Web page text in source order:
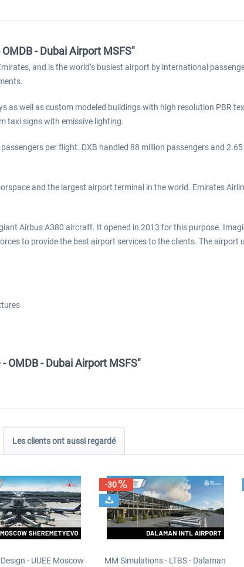
- Dubai Airport MSFS"
and is the world’s busiest airport by international
as well as custom modeled buildings with high resolution PBR
taxi signs with emissive lighting.
per flight. DXB handled 88 million passengers and
and the largest airport terminal in the world. Emirates
Airbus A380 aircraft. It opened in 2013 for this purpose.
to provide the best airport services to the clients. The
OMDB - Dubai Airport MSFS"
Les clients ont aussi regardé
- UUEE Moscow
-30
MM Simulations - LTBS - Dalaman